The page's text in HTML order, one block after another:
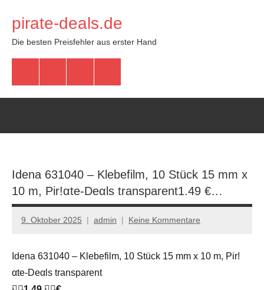
Inhalt
springen
pirate-deals.de
Die besten Preisfehler aus erster Hand
Idena 631040 – Klebefilm, 10 Stück 15 mm x
10 m, Pir!αtе-Dеαls transparent1.49 €…
9. Oktober 2025 admin Keine Kommentare
Idena 631040 – Klebefilm, 10 Stück 15 mm x 10 m, Pir!
αtе-Dеαls transparent